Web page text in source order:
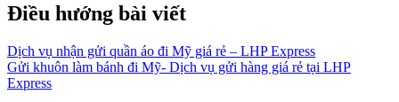
Điều hướng bài viết
Dịch vụ nhận gửi quần áo đi Mỹ giá rẻ – LHP Express
Gửi khuôn làm bánh đi Mỹ- Dịch vụ gửi hàng giá rẻ tại LHP
Express